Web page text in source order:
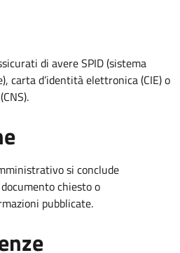
di avere SPID (sistema
carta d’identità elettronica (CIE) o
si conclude
chiesto o
pubblicate.